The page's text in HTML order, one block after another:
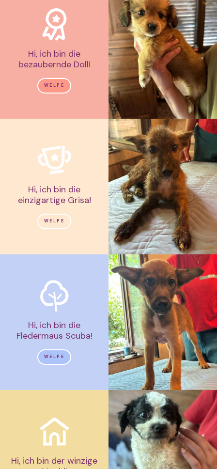
Hi, ich bin die
bezaubernde Doll!
WELPE
Hi, ich bin die
einzigartige Grisa!
WELPE
Hi, ich bin die
Fledermaus Scuba!
WELPE
Hi, ich bin der winzige